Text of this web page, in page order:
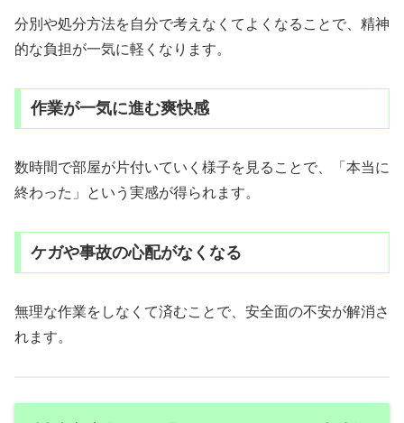
分別や処分方法を自分で考えなくてよくなることで、精神
的な負担が一気に軽くなります。
作業が一気に進む爽快感
数時間で部屋が片付いていく様子を見ることで、「本当に
終わった」という実感が得られます。
ケガや事故の心配がなくなる
無理な作業をしなくて済むことで、安全面の不安が解消さ
れます。